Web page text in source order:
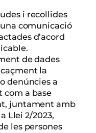
i recollides
comunicació
d’acord
de dades
la
denúncies a
com a base
juntament amb
Llei 2/2023,
les persones